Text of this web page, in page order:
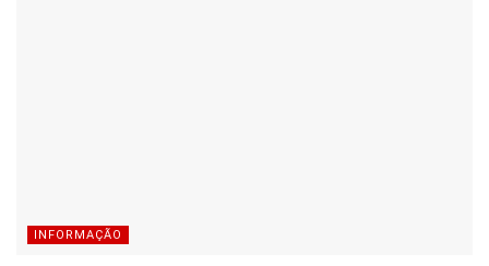
INFORMAÇÃO